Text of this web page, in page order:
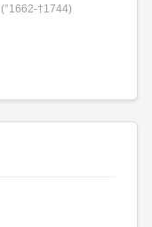
(°1662-†1744)